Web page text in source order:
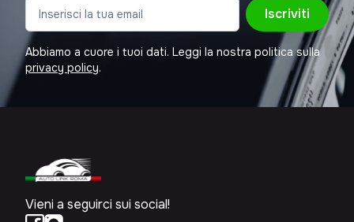
Iscriviti
Abbiamo a cuore i tuoi dati. Leggi la nostra politica sulla
privacy policy.
Vieni a seguirci sui social!